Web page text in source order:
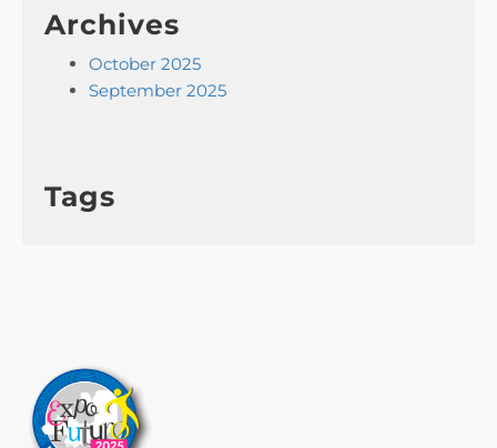
Archives
October 2025
September 2025
Tags